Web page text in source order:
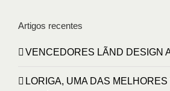
Artigos recentes
VENCEDORES LÃND DESIGN
LORIGA, UMA DAS MELHORES